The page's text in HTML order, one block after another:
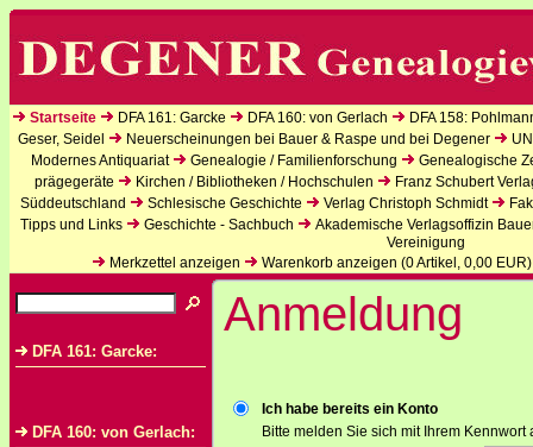
Startseite DFA 161: Garcke DFA 160: von Gerlach
DFA 158:
Geser, Seidel
Neuerscheinungen bei Bauer & Raspe und bei Degener
Modernes Antiquariat
Genealogie / Familienforschung
Genealogische
prägegeräte
Kirchen / Bibliotheken / Hochschulen
Franz Schubert
Süddeutschland
Schlesische Geschichte Verlag Christoph Schmidt
Tipps und Links
Geschichte - Sachbuch
Akademische Verlagsoffizin
Vereinigung
Merkzettel anzeigen
Warenkorb anzeigen (0Artikel, 0,00 EUR)
DFA 161: Garcke:
DFA 160: von Gerlach:
Anmeldung
Ich habe bereits ein Konto
Bitte melden Sie sich mit Ihrem Kennwort